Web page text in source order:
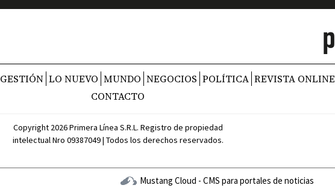
GESTIÓN LO NUEVO MUNDO NEGOCIOS POLÍTICA REVISTA ONLINE
CONTACTO
Copyright 2026 Primera Línea S.R.L. Registro de propiedad
intelectual Nro 09387049 | Todos los derechos reservados.
Mustang Cloud - CMS para portales de noticias